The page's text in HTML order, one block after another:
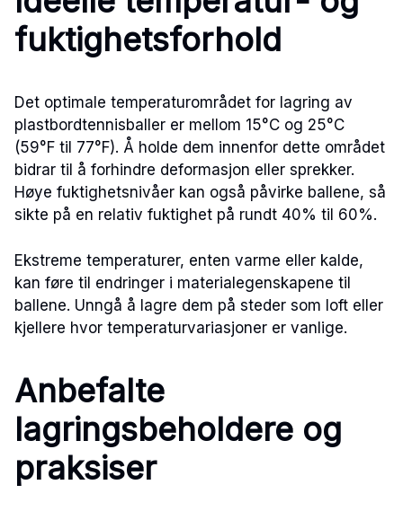
fuktighetsforhold
Det optimale temperaturområdet for lagring av
plastbordtennisballer er mellom 15°C og 25°C
(59°F til 77°F). Å holde dem innenfor dette området
bidrar til å forhindre deformasjon eller sprekker.
Høye fuktighetsnivåer kan også påvirke ballene, så
sikte på en relativ fuktighet på rundt 40% til 60%.
Ekstreme temperaturer, enten varme eller kalde,
kan føre til endringer i materialegenskapene til
ballene. Unngå å lagre dem på steder som loft eller
kjellere hvor temperaturvariasjoner er vanlige.
Anbefalte
lagringsbeholdere og
praksiser